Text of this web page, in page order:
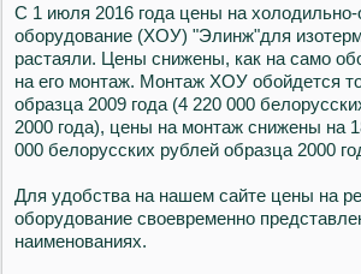
С 1 июля 2016 года цены на холодильно-
оборудование (ХОУ) "Элинж"для
растаяли. Цены снижены, как на само
на его монтаж. Монтаж ХОУ обойдется
образца 2009 года (4 220 000
2000 года), цены на монтаж снижены на
000 белорусских рублей образца 2000
Для удобства на нашем сайте цены на
оборудование своевременно
наименованиях.